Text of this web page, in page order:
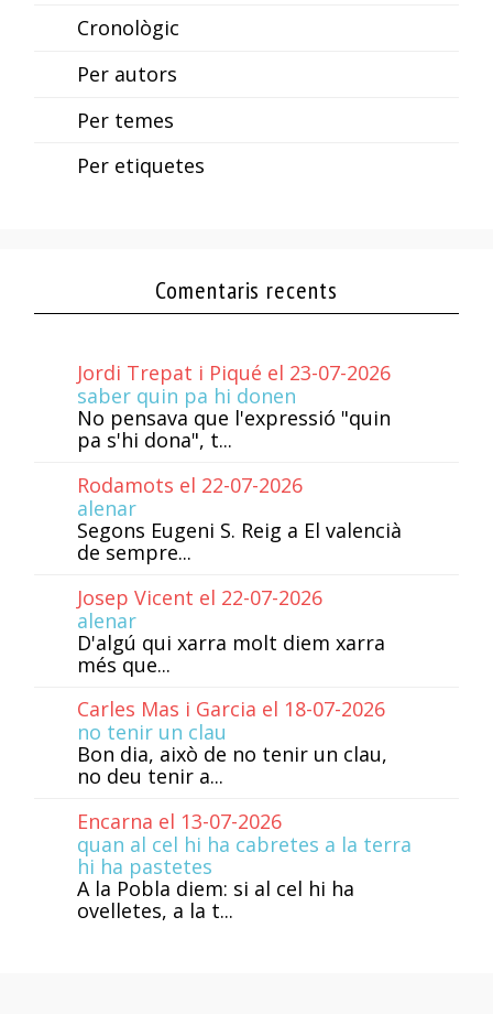
Cronològic
Per autors
Per temes
Per etiquetes
Comentaris recents
Jordi Trepat i Piqué el 23-07-2026
saber quin pa hi donen
No pensava que l'expressió "quin
pa s'hi dona", t...
Rodamots el 22-07-2026
alenar
Segons Eugeni S. Reig a El valencià
de sempre...
Josep Vicent el 22-07-2026
alenar
D'algú qui xarra molt diem xarra
més que...
Carles Mas i Garcia el 18-07-2026
no tenir un clau
Bon dia, això de no tenir un clau,
no deu tenir a...
Encarna el 13-07-2026
quan al cel hi ha cabretes a la terra
hi ha pastetes
A la Pobla diem: si al cel hi ha
ovelletes, a la t...